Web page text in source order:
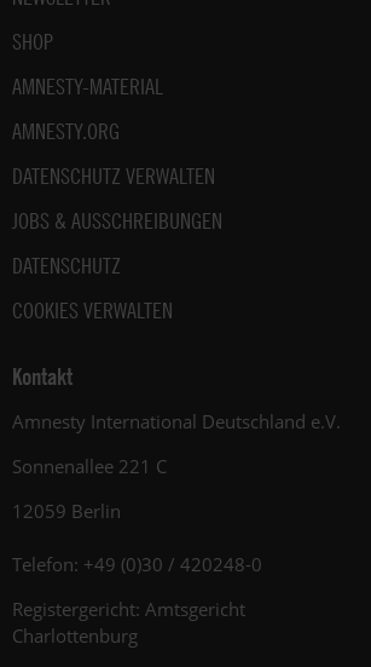
SHOP
AMNESTY-MATERIAL
AMNESTY.ORG
DATENSCHUTZ VERWALTEN
JOBS & AUSSCHREIBUNGEN
DATENSCHUTZ
COOKIES VERWALTEN
Kontakt
Amnesty International Deutschland e.V.
Sonnenallee 221 C
12059 Berlin
Telefon: +49 (0)30 / 420248-0
Registergericht: Amtsgericht
Charlottenburg